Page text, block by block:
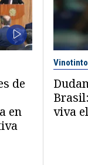
de
en
Vinotinto
viva